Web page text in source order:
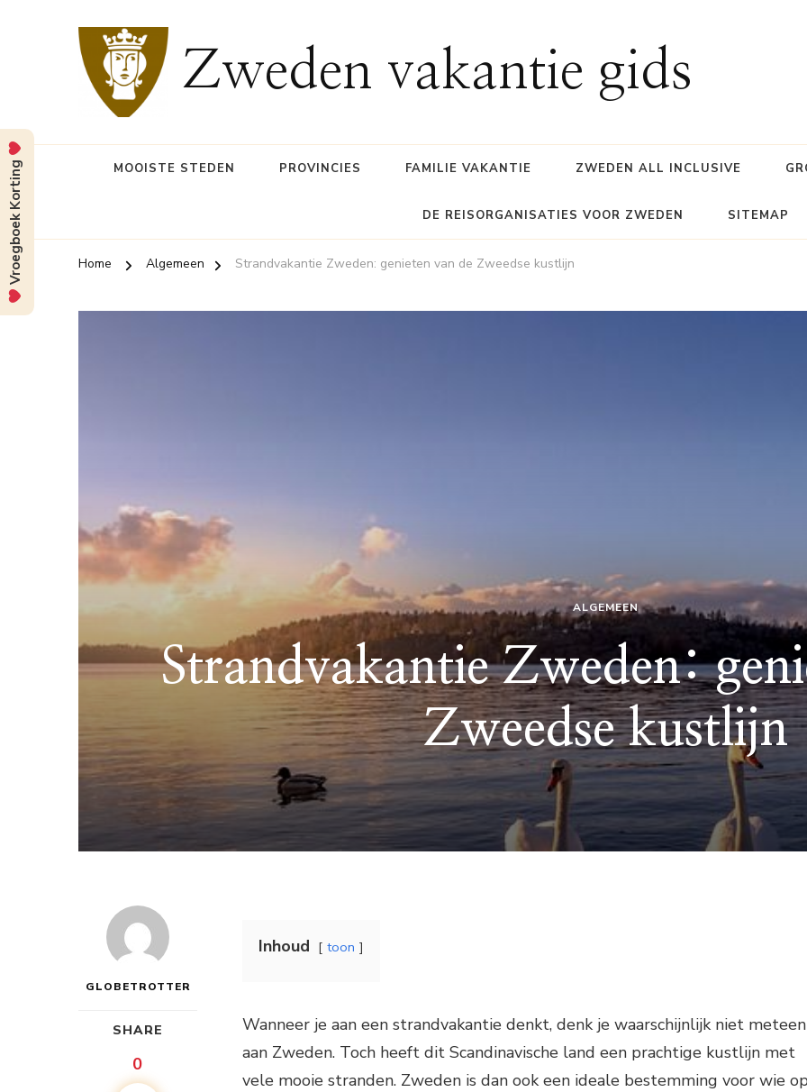
Zweden vakantie gids
MOOISTE STEDEN PROVINCIES FAMILIE VAKANTIE ZWEDEN ALL INCLUSIVE
DE REISORGANISATIES VOOR ZWEDEN SITEMAP
Home Algemeen Strandvakantie Zweden: genieten van de Zweedse kustlijn
ALGEMEEN
Strandvakantie Zweden:
Zweedse kustlijn
GLOBETROTTER
SHARE
0
Inhoud toon
Wanneer je aan een strandvakantie denkt, denk je waarschijnlijk niet meteen
aan Zweden. Toch heeft dit Scandinavische land een prachtige kustlijn met
vele mooie stranden. Zweden is dan ook een ideale bestemming voor wie
Vroegboek Korting